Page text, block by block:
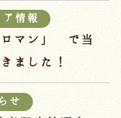
ア情報
ロマン」 で当
ました！
せ